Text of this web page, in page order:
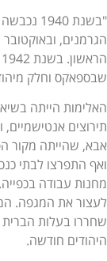
"בשנת
הגרמנים,
שבספאקס וחלק
האלימות הייתה
תירוצים
אבא, שהייתה מקור
ואף התפרצו לבתי
מחנות עבודה
שחררו בעלות הברית
היהודים חודשה.